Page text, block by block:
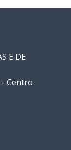
E DE
Centro